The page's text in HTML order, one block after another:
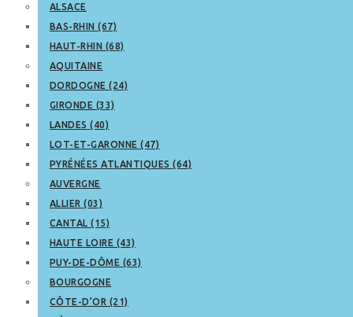
ALSACE
BAS-RHIN (67)
HAUT-RHIN (68)
AQUITAINE
DORDOGNE (24)
GIRONDE (33)
LANDES (40)
LOT-ET-GARONNE (47)
PYRÉNÉES ATLANTIQUES (64)
AUVERGNE
ALLIER (03)
CANTAL (15)
HAUTE LOIRE (43)
PUY-DE-DÔME (63)
BOURGOGNE
CÔTE-D’OR (21)